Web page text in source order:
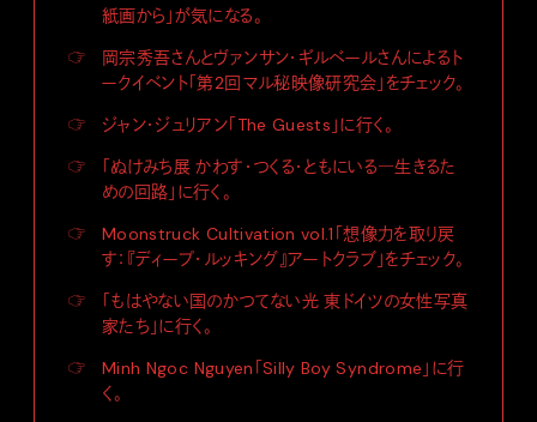
紙画から」が気になる。
☞
岡宗秀吾さんとヴァンサン・ギルベールさんによるト
ークイベント「第2回マル秘映像研究会」をチェック。
☞
ジャン・ジュリアン「The Guests」に行く。
☞
「ぬけみち展 かわす・つくる・ともにいる―生きるた
めの回路」に行く。
☞
Moonstruck Cultivation vol.1「想像力を取り戻
す：『ディープ・ルッキング』アートクラブ」をチェック。
☞
「もはやない国のかつてない光 東ドイツの女性写真
家たち」に行く。
☞
Minh Ngoc Nguyen「Silly Boy Syndrome」に行
く。